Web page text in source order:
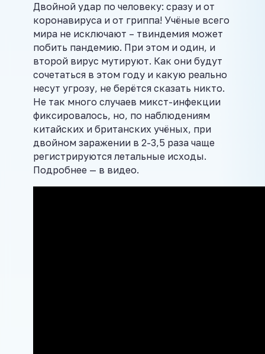
Двойной удар по человеку: сразу и от
коронавируса и от гриппа! Учёные всего
мира не исключают – твиндемия может
побить пандемию. При этом и один, и
второй вирус мутируют. Как они будут
сочетаться в этом году и какую реально
несут угрозу, не берётся сказать никто.
Не так много случаев микст-инфекции
фиксировалось, но, по наблюдениям
китайских и британских учёных, при
двойном заражении в 2-3,5 раза чаще
регистрируются летальные исходы.
Подробнее — в видео.